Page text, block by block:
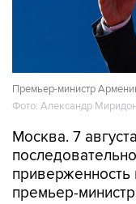
Премьер-министр
Фото: Александр
Москва. 7
премьер-